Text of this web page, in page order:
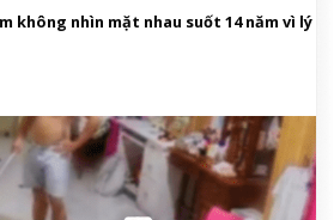
không nhìn mặt nhau suốt 14 năm vì lý